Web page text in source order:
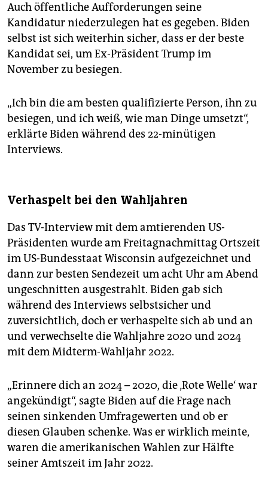
Auch öffentliche Aufforderungen seine
Kandidatur niederzulegen hat es gegeben. Biden
selbst ist sich weiterhin sicher, dass er der beste
Kandidat sei, um Ex-Präsident Trump im
November zu besiegen.
„Ich bin die am besten qualifizierte Person, ihn zu
besiegen, und ich weiß, wie man Dinge umsetzt“,
erklärte Biden während des 22-minütigen
Interviews.
Verhaspelt bei den Wahljahren
Das TV-Interview mit dem amtierenden US-
Präsidenten wurde am Freitagnachmittag Ortszeit
im US-Bundesstaat Wisconsin aufgezeichnet und
dann zur besten Sendezeit um acht Uhr am Abend
ungeschnitten ausgestrahlt. Biden gab sich
während des Interviews selbstsicher und
zuversichtlich, doch er verhaspelte sich ab und an
und verwechselte die Wahljahre 2020 und 2024
mit dem Midterm-Wahljahr 2022.
„Erinnere dich an 2024 – 2020, die ‚Rote Welle‘ war
angekündigt“, sagte Biden auf die Frage nach
seinen sinkenden Umfragewerten und ob er
diesen Glauben schenke. Was er wirklich meinte,
waren die amerikanischen Wahlen zur Hälfte
seiner Amtszeit im Jahr 2022.